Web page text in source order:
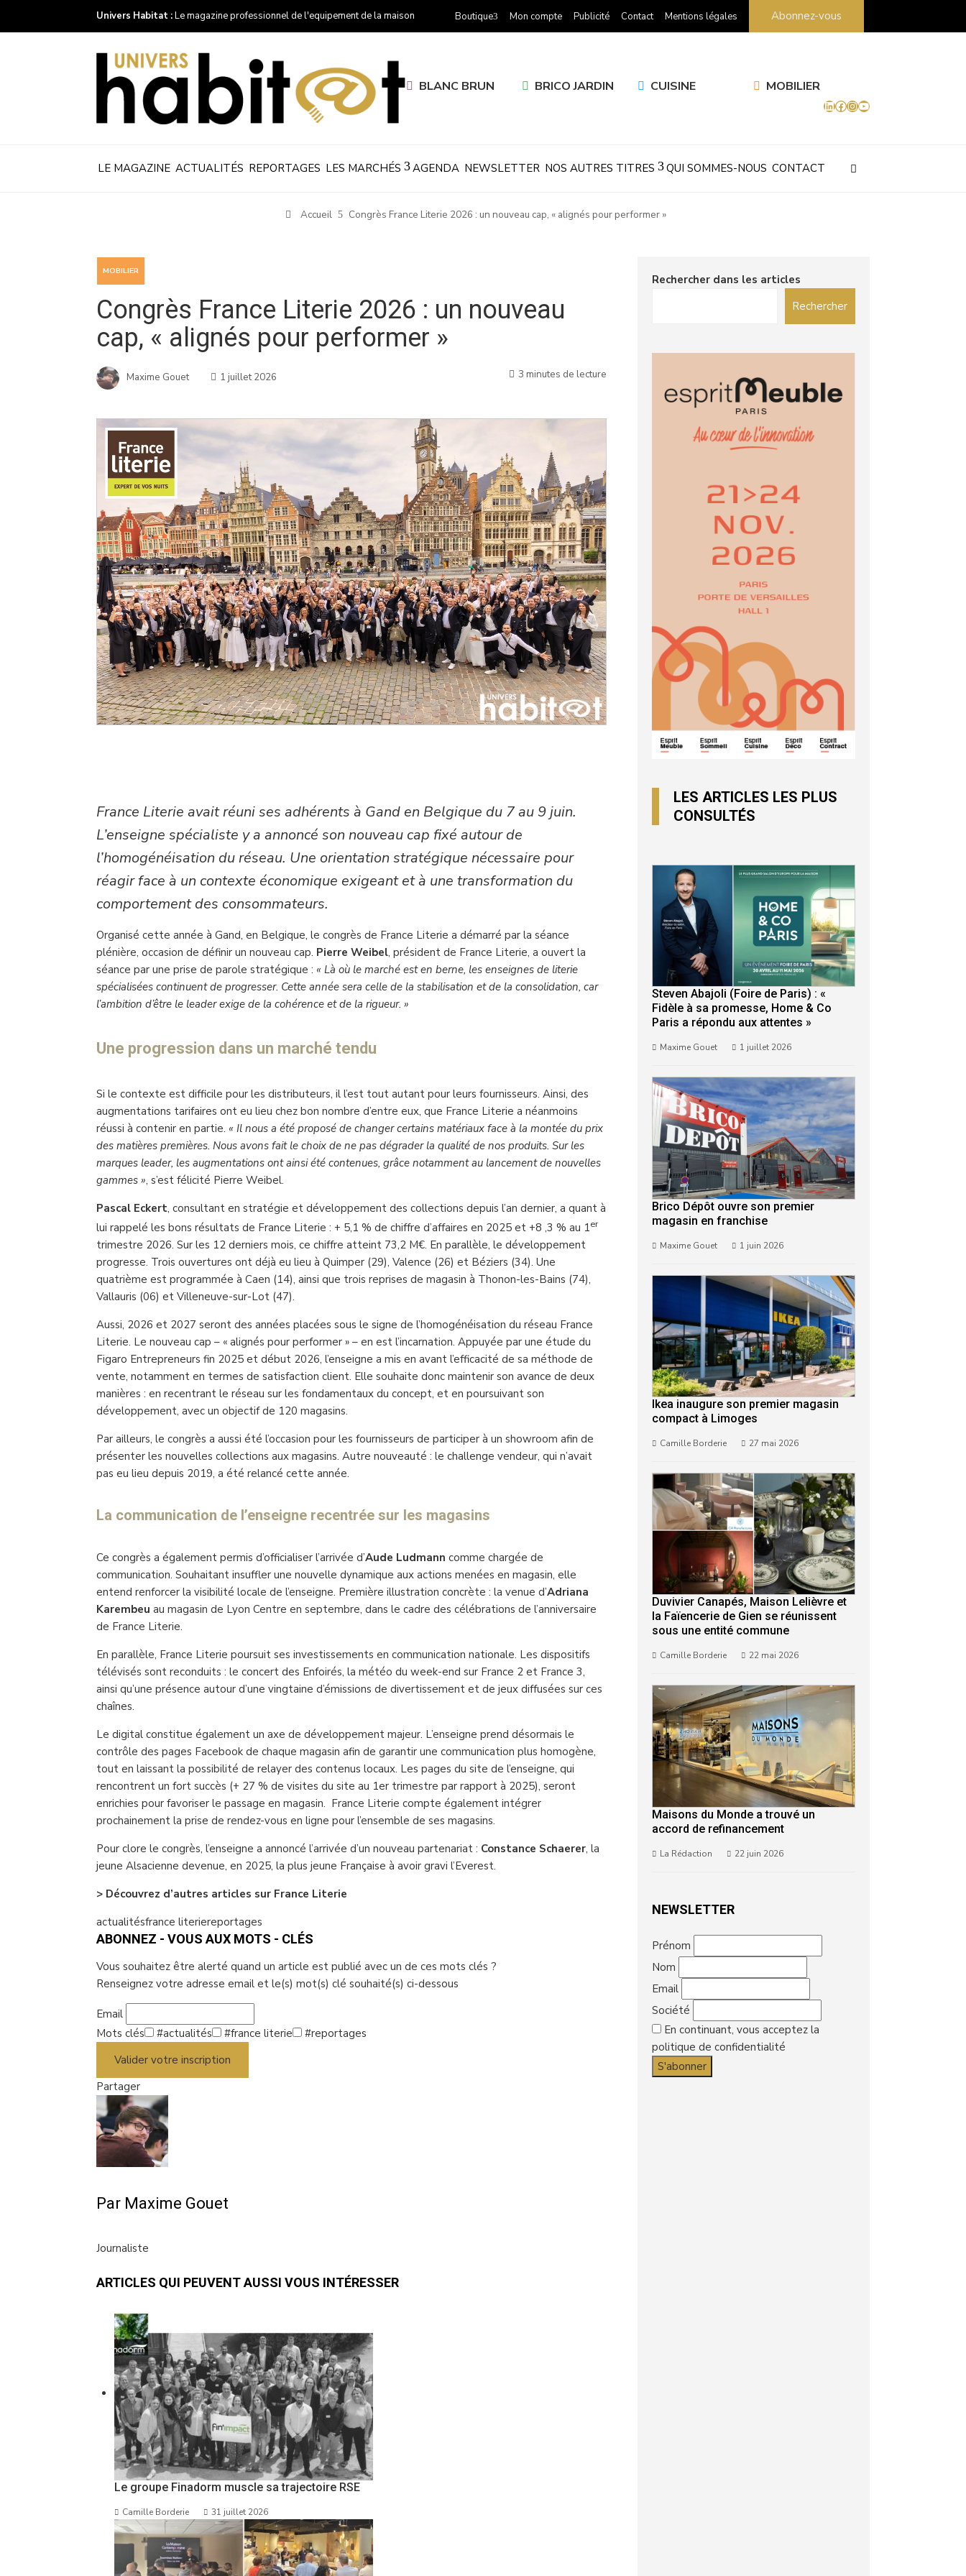
Univers Habitat :Le magazine professionnel de l'equipement de la maison Boutique Mon compte Publicité Contact Mentions légales Abonnez-vous
BLANC BRUN BRICO JARDIN CUISINE
MOBILIER
LinkedIn
Facebook
Instagram
YouTube
LE MAGAZINE ACTUALITÉS REPORTAGES LES MARCHÉS AGENDA NEWSLETTER NOS AUTRES TITRES QUI SOMMES-NOUS CONTACT
Accueil Congrès France Literie 2026 : un nouveau cap, « alignés pour performer »
MOBILIER
Congrès France Literie 2026 : un nouveau
cap, « alignés pour performer »
Maxime Gouet 1 juillet 2026 3 minutes de lecture
France Literie avait réuni ses adhérents à Gand en Belgique du 7 au 9 juin.
L’enseigne spécialiste y a annoncé son nouveau cap fixé autour de
l’homogénéisation du réseau. Une orientation stratégique nécessaire pour
réagir face à un contexte économique exigeant et à une transformation du
comportement des consommateurs.
Organisé cette année à Gand, en Belgique, le congrès de France Literie a démarré par la séance
plénière, occasion de définir un nouveau cap. Pierre Weibel, président de France Literie, a ouvert la
séance par une prise de parole stratégique : « Là où le marché est en berne, les enseignes de literie
spécialisées continuent de progresser. Cette année sera celle de la stabilisation et de la consolidation, car
l’ambition d’être le leader exige de la cohérence et de la rigueur. »
Une progression dans un marché tendu
Si le contexte est difficile pour les distributeurs, il l’est tout autant pour leurs fournisseurs. Ainsi, des
augmentations tarifaires ont eu lieu chez bon nombre d’entre eux, que France Literie a néanmoins
réussi à contenir en partie. « Il nous a été proposé de changer certains matériaux face à la montée du prix
des matières premières. Nous avons fait le choix de ne pas dégrader la qualité de nos produits. Sur les
marques leader, les augmentations ont ainsi été contenues, grâce notamment au lancement de nouvelles
gammes », s’est félicité Pierre Weibel.
Pascal Eckert, consultant en stratégie et développement des collections depuis l’an dernier, a quant à
lui rappelé les bons résultats de France Literie : + 5,1 % de chiffre d’affaires en 2025 et +8 ,3 % au 1er
trimestre 2026. Sur les 12 derniers mois, ce chiffre atteint 73,2 M€. En parallèle, le développement
progresse. Trois ouvertures ont déjà eu lieu à Quimper (29), Valence (26) et Béziers (34). Une
quatrième est programmée à Caen (14), ainsi que trois reprises de magasin à Thonon-les-Bains (74),
Vallauris (06) et Villeneuve-sur-Lot (47).
Aussi, 2026 et 2027 seront des années placées sous le signe de l’homogénéisation du réseau France
Literie. Le nouveau cap – « alignés pour performer » – en est l’incarnation. Appuyée par une étude du
Figaro Entrepreneurs fin 2025 et début 2026, l’enseigne a mis en avant l’efficacité de sa méthode de
vente, notamment en termes de satisfaction client. Elle souhaite donc maintenir son avance de deux
manières : en recentrant le réseau sur les fondamentaux du concept, et en poursuivant son
développement, avec un objectif de 120 magasins.
Par ailleurs, le congrès a aussi été l’occasion pour les fournisseurs de participer à un showroom afin de
présenter les nouvelles collections aux magasins. Autre nouveauté : le challenge vendeur, qui n’avait
pas eu lieu depuis 2019, a été relancé cette année.
La communication de l’enseigne recentrée sur les magasins
Ce congrès a également permis d’officialiser l’arrivée d’Aude Ludmanncomme chargée de
communication. Souhaitant insuffler une nouvelle dynamique aux actions menées en magasin, elle
entend renforcer la visibilité locale de l’enseigne. Première illustration concrète : la venue d’Adriana
Karembeuau magasin de Lyon Centre en septembre, dans le cadre des célébrations de l’anniversaire
de France Literie.
En parallèle, France Literie poursuit ses investissements en communication nationale. Les dispositifs
télévisés sont reconduits : le concert des Enfoirés, la météo du week-end sur France 2 et France 3,
ainsi qu’une présence autour d’une vingtaine d’émissions de divertissement et de jeux diffusées sur ces
chaînes.
Le digital constitue également un axe de développement majeur. L’enseigne prend désormais le
contrôle des pages Facebook de chaque magasin afin de garantir une communication plus homogène,
tout en laissant la possibilité de relayer des contenus locaux. Les pages du site de l’enseigne, qui
rencontrent un fort succès (+ 27 % de visites du site au 1er trimestre par rapport à 2025), seront
enrichies pour favoriser le passage en magasin. France Literie compte également intégrer
prochainement la prise de rendez-vous en ligne pour l’ensemble de ses magasins.
Pour clore le congrès, l’enseigne a annoncé l’arrivée d’un nouveau partenariat : Constance Schaerer, la
jeune Alsacienne devenue, en 2025, la plus jeune Française à avoir gravi l’Everest.
> Découvrez d’autres articles sur France Literie
actualitésfrance literiereportages
ABONNEZ - VOUS AUX MOTS - CLÉS
Vous souhaitez être alerté quand un article est publié avec un de ces mots clés ?
Renseignez votre adresse email et le(s) mot(s) clé souhaité(s) ci-dessous
Email
Mots clés
#actualités #france literie
#reportages
Valider votre inscription
Partager
Facebook
Twitter
LinkedIn
Pinterest
Stumbleupon
Email
Par Maxime Gouet
Journaliste
ARTICLES QUI PEUVENT AUSSI VOUS INTÉRESSER
Le groupe Finadorm muscle sa trajectoire RSE
Camille Borderie 31 juillet 2026
Rechercher dans les articles
Rechercher
LES ARTICLES LES PLUS
CONSULTÉS
Steven Abajoli (Foire de Paris) : «
Fidèle à sa promesse, Home & Co
Paris a répondu aux attentes »
Maxime Gouet 1 juillet 2026
Brico Dépôt ouvre son premier
magasin en franchise
Maxime Gouet 1 juin 2026
Ikea inaugure son premier magasin
compact à Limoges
Camille Borderie 27 mai 2026
Duvivier Canapés, Maison Lelièvre et
la Faïencerie de Gien se réunissent
sous une entité commune
Camille Borderie 22 mai 2026
Maisons du Monde a trouvé un
accord de refinancement
La Rédaction 22 juin 2026
NEWSLETTER
Prénom
Nom
Email
Société
En continuant, vous acceptez la
politique de confidentialité